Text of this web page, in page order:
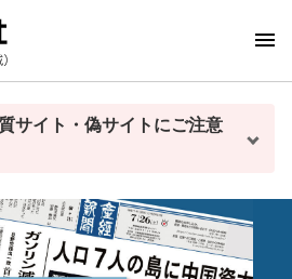
サイト・偽サイトにご注意